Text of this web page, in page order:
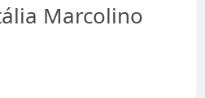
Marcolino